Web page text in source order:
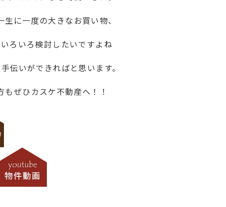
に一度の大きなお買い物、
ろいろ検討したいですよね
伝いができればと思います。
ぜひカスケ不動産へ！！